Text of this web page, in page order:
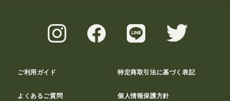
ご利用ガイド 特定商取引法に基づく表記
よくあるご質問 個人情報保護方針